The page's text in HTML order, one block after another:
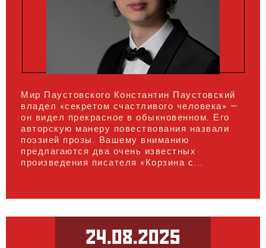
Мир Паустовского Константин Паустовский
владел «секретом счастливого человека» —
он видел прекрасное в обыкновенном. Его
авторскую манеру повествования назвали
поэзией прозы. Вашему вниманию
предлагаются два очень известных
произведения писателя «Корзина с...
24.08.2025